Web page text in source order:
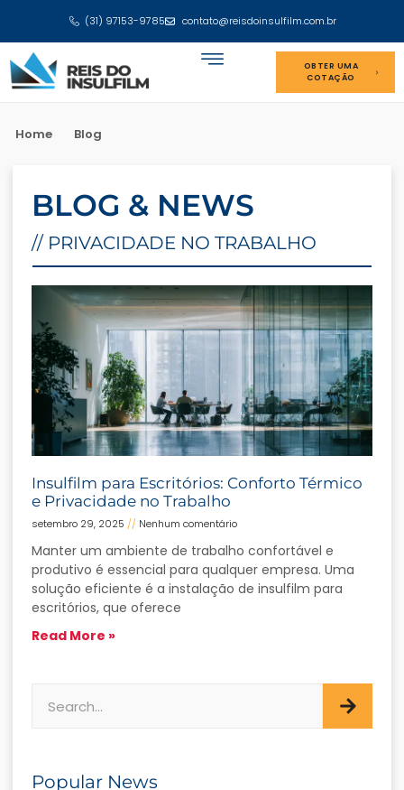
(31) 97153-9785 contato@reisdoinsulfilm.com.br
OBTER UMA
COTAÇÃO
Home Blog
BLOG & NEWS
// PRIVACIDADE NO TRABALHO
Insulfilm para Escritórios: Conforto Térmico
e Privacidade no Trabalho
setembro 29, 2025 Nenhum comentário
Manter um ambiente de trabalho confortável e
produtivo é essencial para qualquer empresa. Uma
solução eficiente é a instalação de insulfilm para
escritórios, que oferece
Read More »
Popular News